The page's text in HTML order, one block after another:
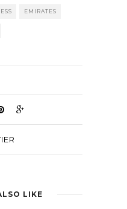
EMIRATES
LIKE